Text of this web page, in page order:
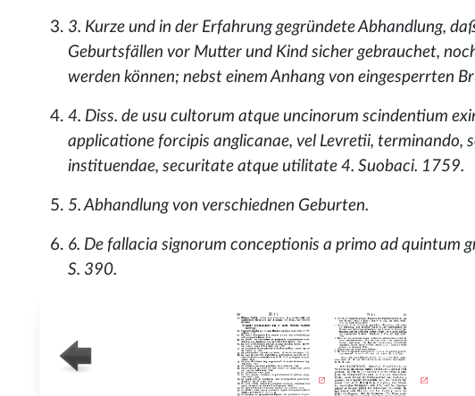
3. Kurze und in der Erfahrung gegründete Abhandlung,
Geburtsfällen vor Mutter und Kind sicher gebrauchet,
werden können; nebst einem Anhang von eingesperrten
4. Diss. de usu cultorum atque uncinorum scindentium
applicatione forcipis anglicanae, vel Levretii, terminando,
instituendae, securitate atque utilitate 4. Suobaci. 1759.
5. Abhandlung von verschiednen Geburten.
6. De fallacia signorum conceptionis a primo ad quintum
S. 390.